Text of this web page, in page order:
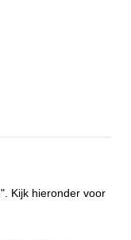
Kijk hieronder voor